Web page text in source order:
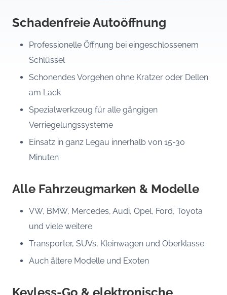
Schadenfreie Autoöffnung
Professionelle Öffnung bei eingeschlossenem
Schlüssel
Schonendes Vorgehen ohne Kratzer oder Dellen
am Lack
Spezialwerkzeug für alle gängigen
Verriegelungssysteme
Einsatz in ganz Legau innerhalb von 15-30
Minuten
Alle Fahrzeugmarken & Modelle
VW, BMW, Mercedes, Audi, Opel, Ford, Toyota
und viele weitere
Transporter, SUVs, Kleinwagen und Oberklasse
Auch ältere Modelle und Exoten